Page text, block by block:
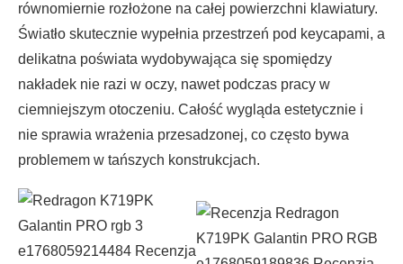
równomiernie rozłożone na całej powierzchni klawiatury.
Światło skutecznie wypełnia przestrzeń pod keycapami, a
delikatna poświata wydobywająca się spomiędzy
nakładek nie razi w oczy, nawet podczas pracy w
ciemniejszym otoczeniu. Całość wygląda estetycznie i
nie sprawia wrażenia przesadzonej, co często bywa
problemem w tańszych konstrukcjach.